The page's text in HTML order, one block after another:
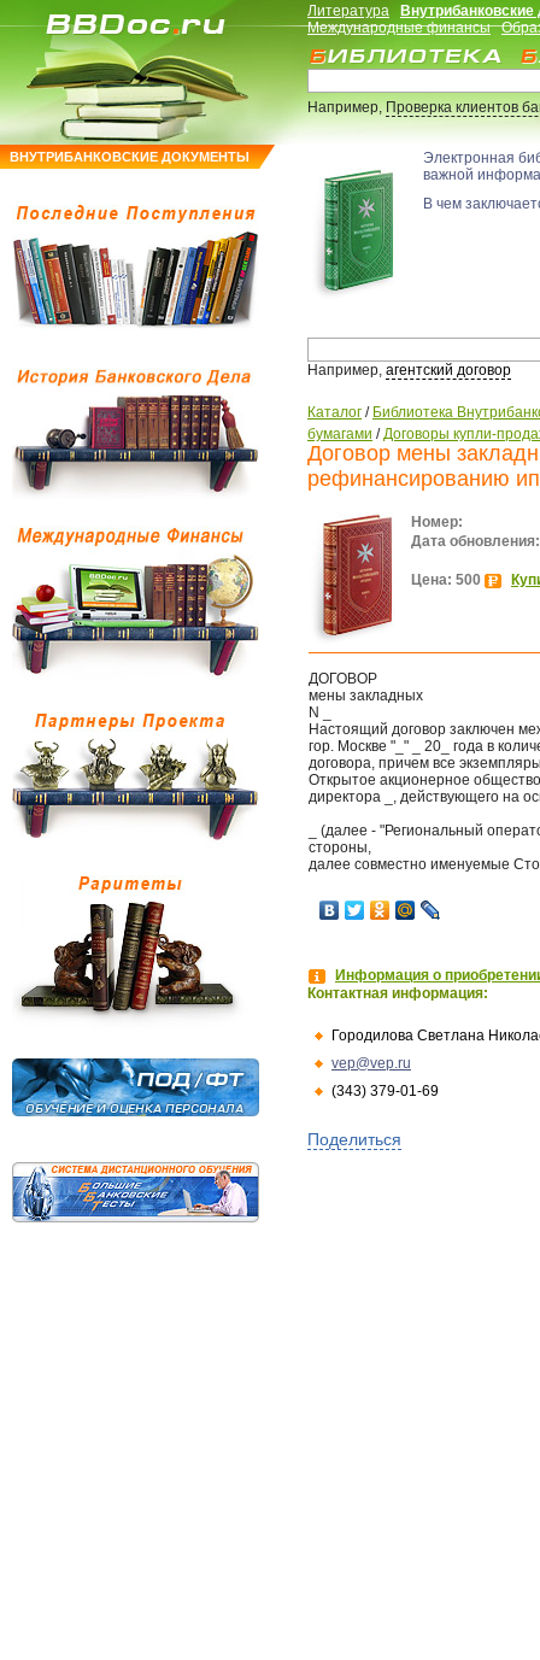
ВНУТРИБАНКОВСКИЕ ДОКУМЕНТЫ
Литература
Международные финансы
Например,Проверка клиентов
Электронная
важной
В чем
Например, агентский договор
Каталог / Библиотека
бумагами /Договоры купли-
Договор мены
рефинансированию
Номер:
Дата обновления:
Цена: 500
ДОГОВОР
мены закладных
N _
Настоящий договор заключен
гор. Москве "_" _ 20_ года в
договора, причем все
Открытое акционерное
директора _, действующего на
_ (далее - "Региональный
стороны,
далее совместно именуемые
Информация о
Контактная информация:
Городилова Светлана
vep@vep.ru
(343) 379-01-69
Поделиться